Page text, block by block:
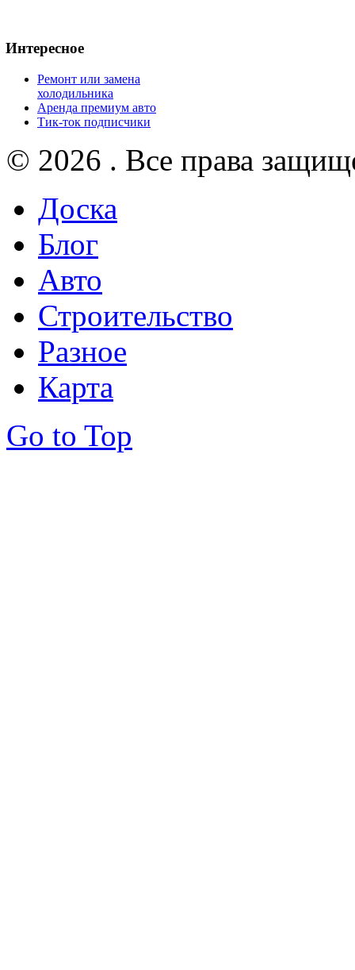
Интересное
Ремонт или замена
холодильника
Аренда премиум авто
Тик-ток подписчики
© 2026 . Все права
Доска
Блог
Авто
Строительство
Разное
Карта
Go to Top